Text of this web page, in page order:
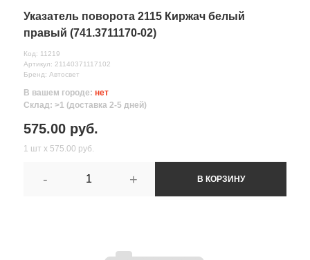
Указатель поворота 2115 Киржач белый
правый (741.3711170-02)
Код: 11219
Артикул: 21140371117102
Бренд: Автосвет
В вашем городе: нет
Склад: >1 (доставка 2-5 дней)
575.00 руб.
1 шт х 575.00 руб.
- + В КОРЗИНУ